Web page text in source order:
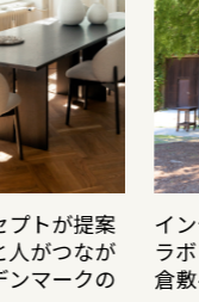
プトが提案
人がつなが
ンマークの
イ
ラ
倉敷